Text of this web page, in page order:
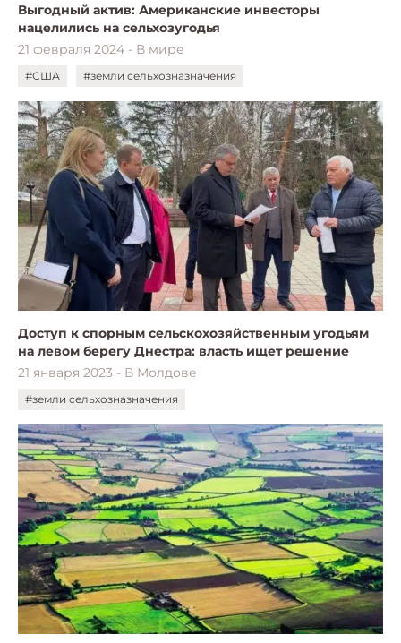
Выгодный актив: Американские инвесторы
нацелились на сельхозугодья
21 февраля 2024 - В мире
#США #земли сельхозназначения
Доступ к спорным сельскохозяйственным угодьям
21 января 2023 - В Молдове
#земли сельхозназначения